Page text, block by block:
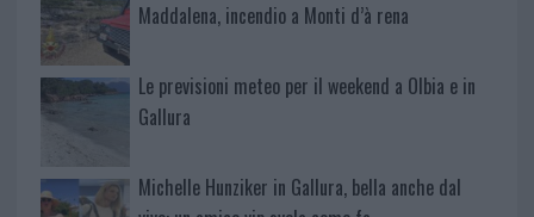
Maddalena, incendio a Monti d’à rena
Le previsioni meteo per il weekend a Olbia e in
Gallura
Michelle Hunziker in Gallura, bella anche dal